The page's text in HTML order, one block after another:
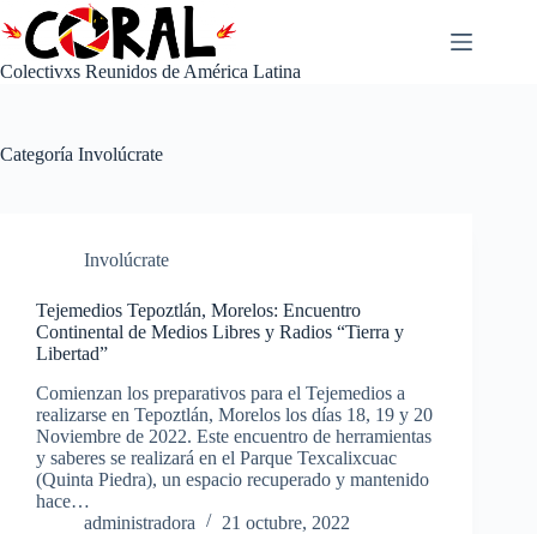
Saltar
al
contenido
Colectivxs Reunidos de América Latina
Categoría Involúcrate
Involúcrate
Tejemedios Tepoztlán, Morelos: Encuentro
Continental de Medios Libres y Radios “Tierra y
Libertad”
Comienzan los preparativos para el Tejemedios a
realizarse en Tepoztlán, Morelos los días 18, 19 y 20
Noviembre de 2022. Este encuentro de herramientas
y saberes se realizará en el Parque Texcalixcuac
(Quinta Piedra), un espacio recuperado y mantenido
hace…
administradora
21 octubre, 2022